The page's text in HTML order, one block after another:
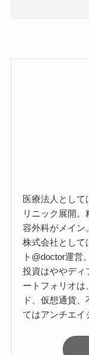
医療法人として
リニック展開
容外科がメイン。
株式会社として
ト@doctor運営。
投資はややディ
ートフォリオは
ド、仮想通貨
てはアンチエイ